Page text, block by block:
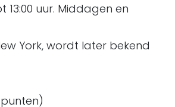
13:00 uur. Middagen en
York, wordt later bekend
punten)